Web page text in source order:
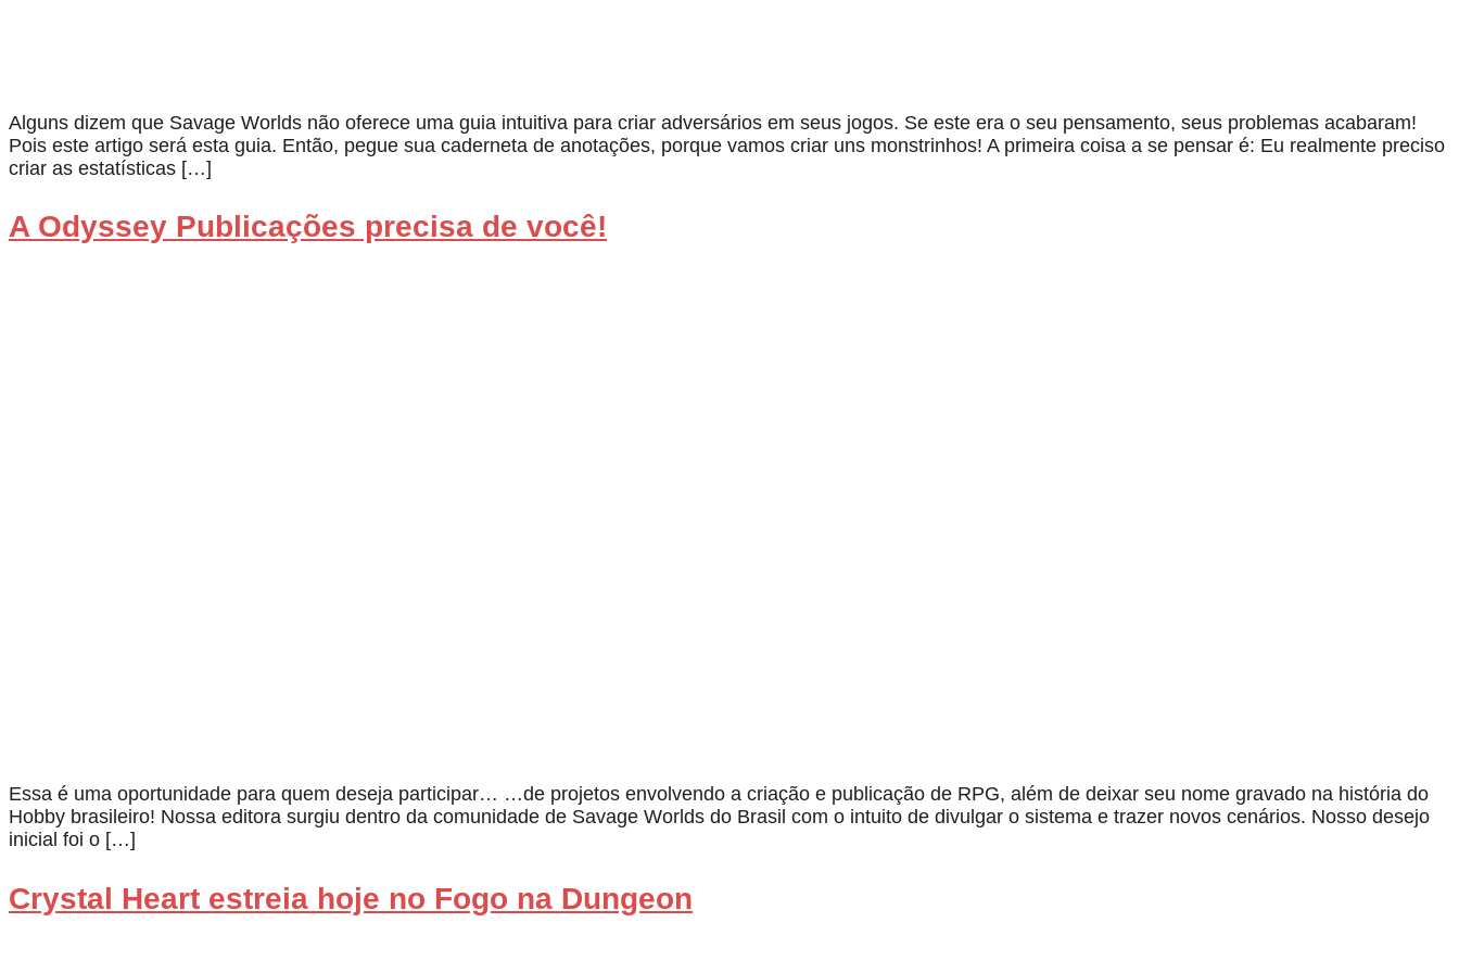
Alguns dizem que Savage Worlds não oferece uma guia intuitiva para criar adversários em seus jogos. Se este era o seu pensamento, seus problemas acabaram!
Pois este artigo será esta guia. Então, pegue sua caderneta de anotações, porque vamos criar uns monstrinhos! A primeira coisa a se pensar é: Eu realmente preciso
criar as estatísticas […]
A Odyssey Publicações precisa de você!
Essa é uma oportunidade para quem deseja participar… …de projetos envolvendo a criação e publicação de RPG, além de deixar seu nome gravado na história do
Hobby brasileiro! Nossa editora surgiu dentro da comunidade de Savage Worlds do Brasil com o intuito de divulgar o sistema e trazer novos cenários. Nosso desejo
inicial foi o […]
Crystal Heart estreia hoje no Fogo na Dungeon